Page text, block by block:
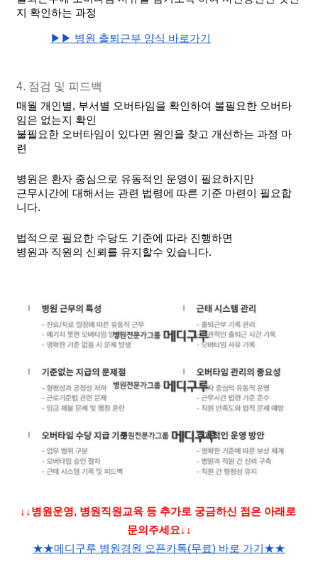
지 확인하는 과정
▶▶ 병원 출퇴근부 양식 바로가기
4. 점검 및 피드백
매월 개인별, 부서별 오버타임을 확인하여 불필요한 오버타
임은 없는지 확인
불필요한 오버타임이 있다면 원인을 찾고 개선하는 과정 마
련
병원은 환자 중심으로 유동적인 운영이 필요하지만
근무시간에 대해서는 관련 법령에 따른 기준 마련이 필요합
니다.
법적으로 필요한 수당도 기준에 따라 진행하면
병원과 직원의 신뢰를 유지할수 있습니다.
↓↓병원운영, 병원직원교육 등 추가로 궁금하신 점은 아래로
문의주세요↓↓
★★메디구루 병원경원 오픈카톡(무료) 바로 가기★★